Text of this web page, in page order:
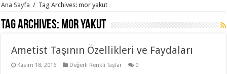
Ana Sayfa / Tag Archives: mor yakut
Tag Archives: mor yakut
Ametist Taşının Özellikleri ve Faydaları
Kasım 18, 2016 Değerli Renkli Taşlar 0